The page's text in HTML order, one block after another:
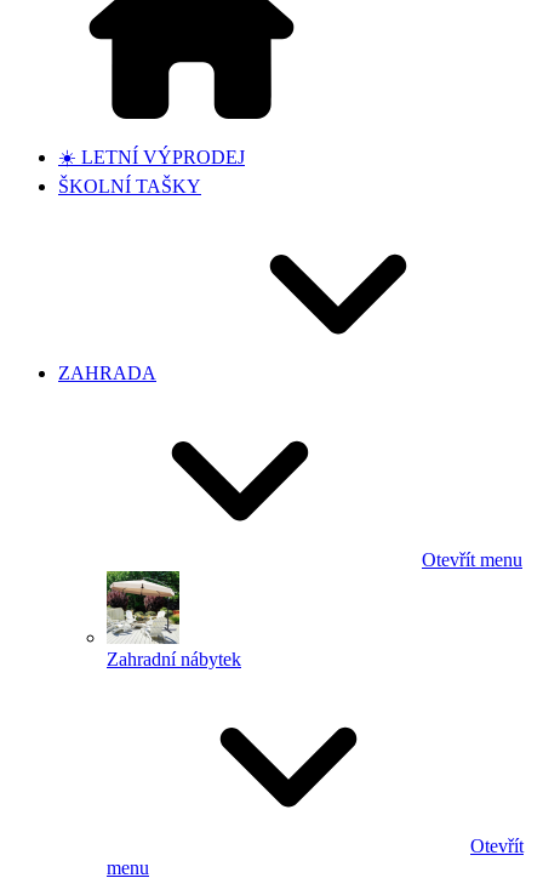
☀️ LETNÍ VÝPRODEJ
ŠKOLNÍ TAŠKY
ZAHRADA
Otevřít menu
Zahradní nábytek
Otevřít
menu